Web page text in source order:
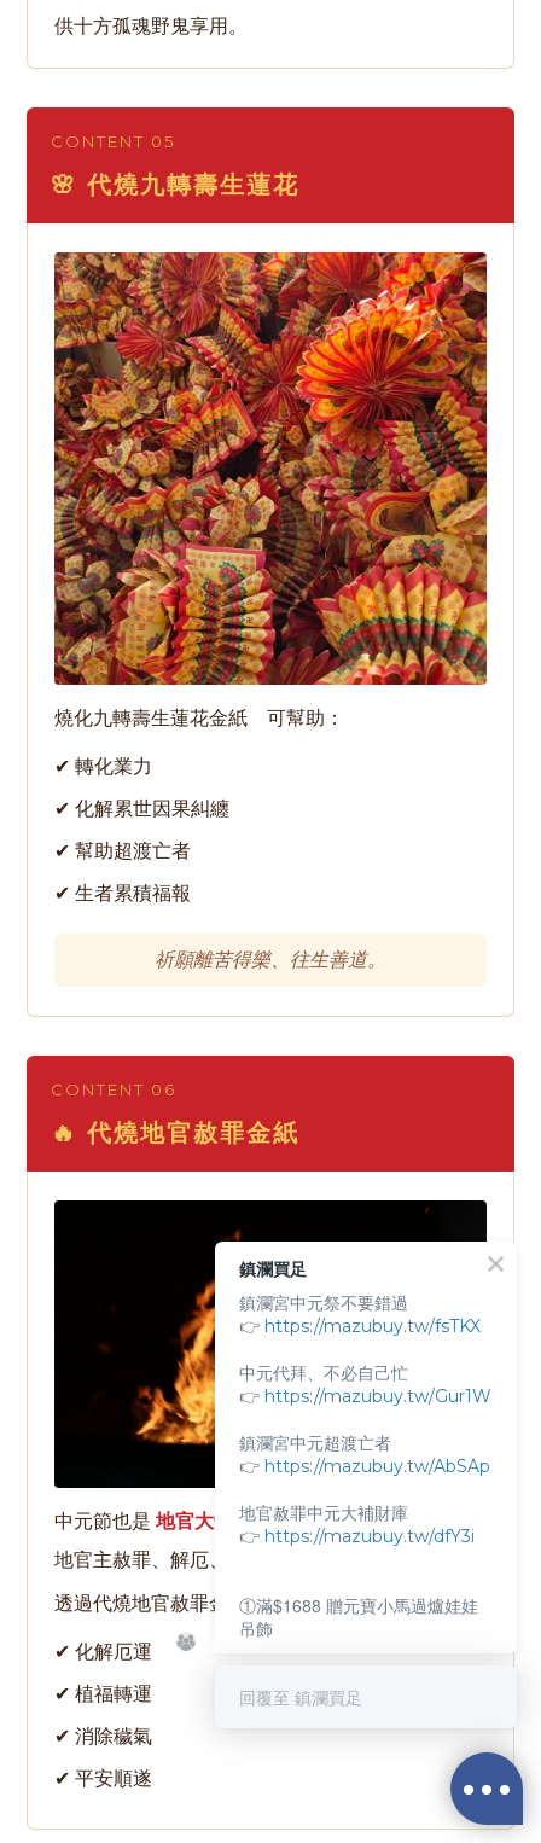
供十方孤魂野鬼享用。
CONTENT 05
🌸 代燒九轉壽生蓮花
燒化九轉壽生蓮花金紙 可幫助：
✔ 轉化業力
✔ 化解累世因果糾纏
✔ 幫助超渡亡者
✔ 生者累積福報
祈願離苦得樂、往生善道。
CONTENT 06
🔥 代燒地官赦罪金紙
中元節也是 地官大帝誕辰。
地官主赦罪、解厄、消災。
透過代燒地官赦罪金紙，祈求：
✔ 化解厄運
✔ 植福轉運
✔ 消除穢氣
✔ 平安順遂
鎮瀾買足
鎮瀾宮中元祭不要錯過
👉 https://mazubuy.tw/fsTKX
中元代拜、不必自己忙
👉 https://mazubuy.tw/Gur1W
鎮瀾宮中元超渡亡者
👉 https://mazubuy.tw/AbSAp
地官赦罪中元大補財庫
👉 https://mazubuy.tw/dfY3i
①滿$1688 贈元寶小馬過爐娃娃
吊飾
👉https://mazubuy.tw/wT8GC
回覆至 鎮瀾買足